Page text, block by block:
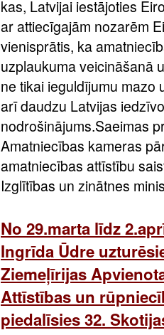
kas, Latvijai iestājoties
ar attiecīgajām nozarēm
vienisprātis, ka
uzplaukuma veicināšanā
ne tikai ieguldījumu mazo
arī daudzu Latvijas
nodrošinājums.Saeimas
Amatniecības kameras
amatniecības attīstību
Izglītības un zinātnes
No 29.marta līdz
Ingrīda Ūdre
Ziemeļīrijas
Attīstības un
piedalīsies 32.